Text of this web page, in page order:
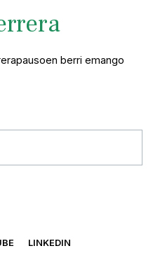
berri emango
LINKEDIN